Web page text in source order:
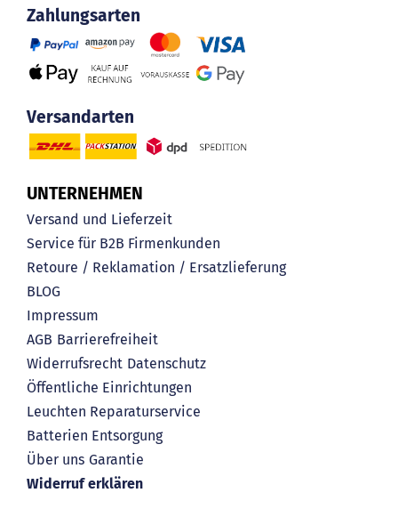
Zahlungsarten
Versandarten
UNTERNEHMEN
Versand und Lieferzeit
Service für B2B Firmenkunden
Retoure / Reklamation / Ersatzlieferung
BLOG
Impressum
AGB Barrierefreiheit
Widerrufsrecht Datenschutz
Öffentliche Einrichtungen
Leuchten Reparaturservice
Batterien Entsorgung
Über uns Garantie
Widerruf erklären